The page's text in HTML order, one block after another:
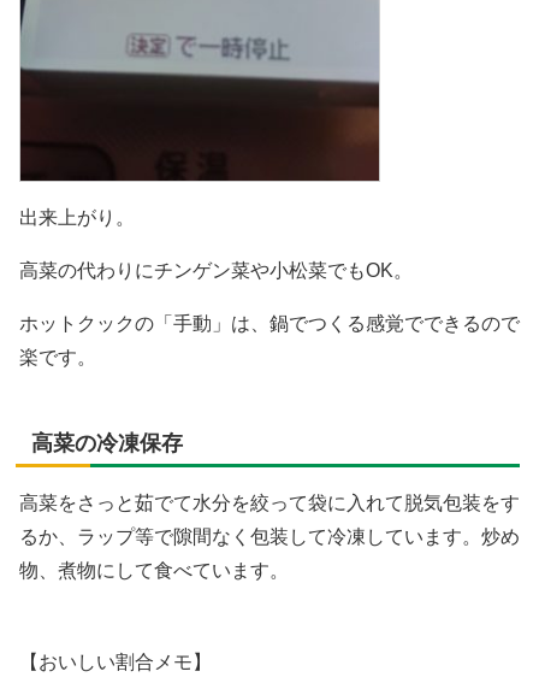
出来上がり。
高菜の代わりにチンゲン菜や小松菜でもOK。
ホットクックの「手動」は、鍋でつくる感覚でできるので
楽です。
高菜の冷凍保存
高菜をさっと茹でて水分を絞って袋に入れて脱気包装をす
るか、ラップ等で隙間なく包装して冷凍しています。炒め
物、煮物にして食べています。
【おいしい割合メモ】